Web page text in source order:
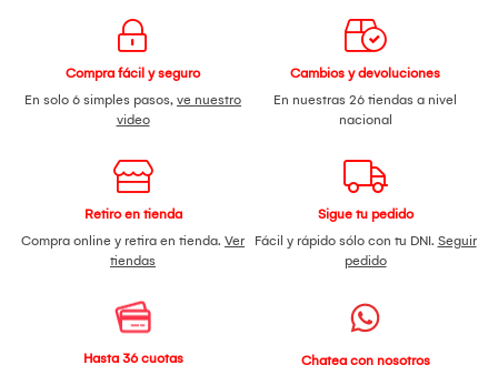
Compra fácil y seguro
En solo 6 simples pasos, ve nuestro
video
Cambios y devoluciones
En nuestras 26 tiendas a nivel
nacional
Retiro en tienda
Compra online y retira en tienda. Ver
tiendas
Sigue tu pedido
Fácil y rápido sólo con tu DNI. Seguir
pedido
Hasta 36 cuotas
Chatea con nosotros